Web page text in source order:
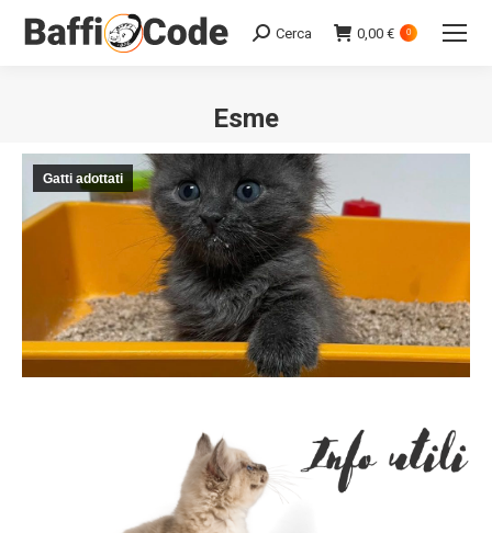
Search:
Cerca 0,00 € 0
Esme
Gatti adottati